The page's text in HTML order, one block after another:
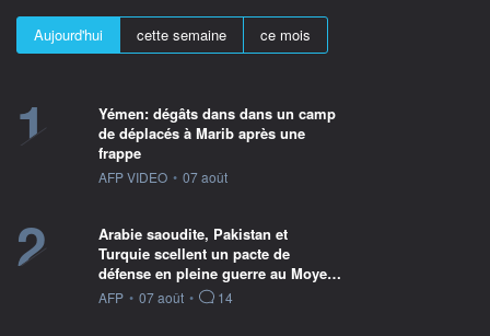
Aujourd'hui cette semaine ce mois
1
Yémen: dégâts dans dans un camp
de déplacés à Marib après une
frappe
information fournie par
AFP VIDEO • 07 août
2
Arabie saoudite, Pakistan et
Turquie scellent un pacte de
défense en pleine guerre au Moye…
information fournie par
AFP • 07 août • 14